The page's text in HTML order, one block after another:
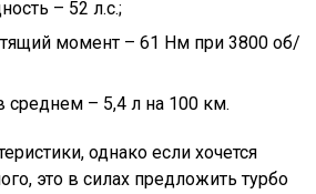
– 52 л.с.;
момент – 61 Нм при 3800 об/
среднем – 5,4 л на 100 км.
однако если хочется
это в силах предложить турбо